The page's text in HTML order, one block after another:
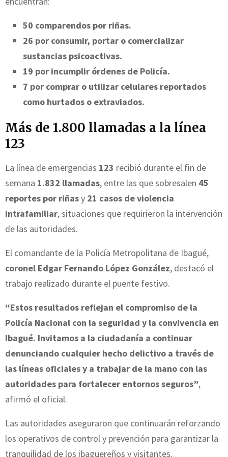
50 comparendos por riñas.
26 por consumir, portar o comercializar
sustancias psicoactivas.
19 por incumplir órdenes de Policía.
7 por comprar o utilizar celulares reportados
como hurtados o extraviados.
Más de 1.800 llamadas a la línea
123
La línea de emergencias 123 recibió durante el fin de
semana 1.832 llamadas, entre las que sobresalen 45
reportes por riñasy 21 casos de violencia
intrafamiliar, situaciones que requirieron la intervención
de las autoridades.
El comandante de la Policía Metropolitana de Ibagué,
coronel Edgar Fernando López González, destacó el
trabajo realizado durante el puente festivo.
“Estos resultados reflejan el compromiso de la
Policía Nacional con la seguridad y la convivencia en
Ibagué. Invitamos a la ciudadanía a continuar
denunciando cualquier hecho delictivo a través de
las líneas oficiales y a trabajar de la mano con las
autoridades para fortalecer entornos seguros”,
afirmó el oficial.
Las autoridades aseguraron que continuarán reforzando
los operativos de control y prevención para garantizar la
tranquilidad de los ibaguereños y visitantes.